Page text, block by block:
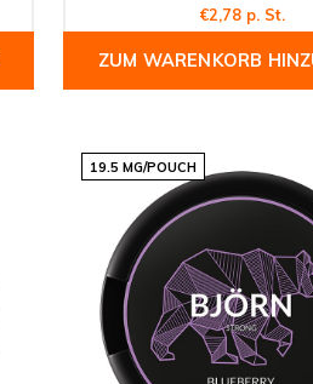
€2,78 p. St.
ZUM WARENKORB
19.5 MG/POUCH